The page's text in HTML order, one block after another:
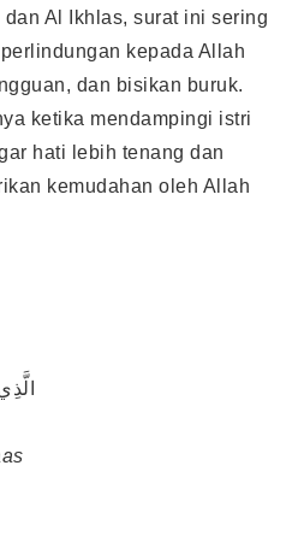
Al Ikhlas, surat ini sering
kepada Allah
dan bisikan buruk.
ketika mendampingi istri
hati lebih tenang dan
kemudahan oleh Allah